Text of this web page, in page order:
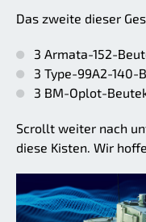
Das zweite dieser
3 Armata-152-
3 Type-99A2-140-
3 BM-Oplot-
Scrollt weiter nach
diese Kisten. Wir